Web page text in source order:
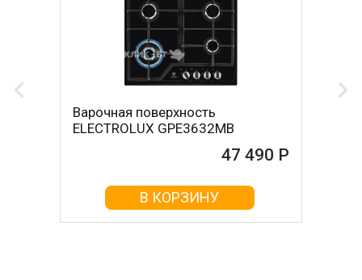
Варочная поверхность
ELECTROLUX GPE3632MB
47 490 Р
В КОРЗИНУ